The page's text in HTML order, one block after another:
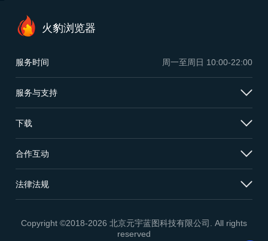
服务时间 周一至周日 10:00-22:00
火豹浏览器
服务与支持
下载
合作互动
法律法规
Copyright ©2018-2026 北京元宇蓝图科技有限公司. All rights
reserved